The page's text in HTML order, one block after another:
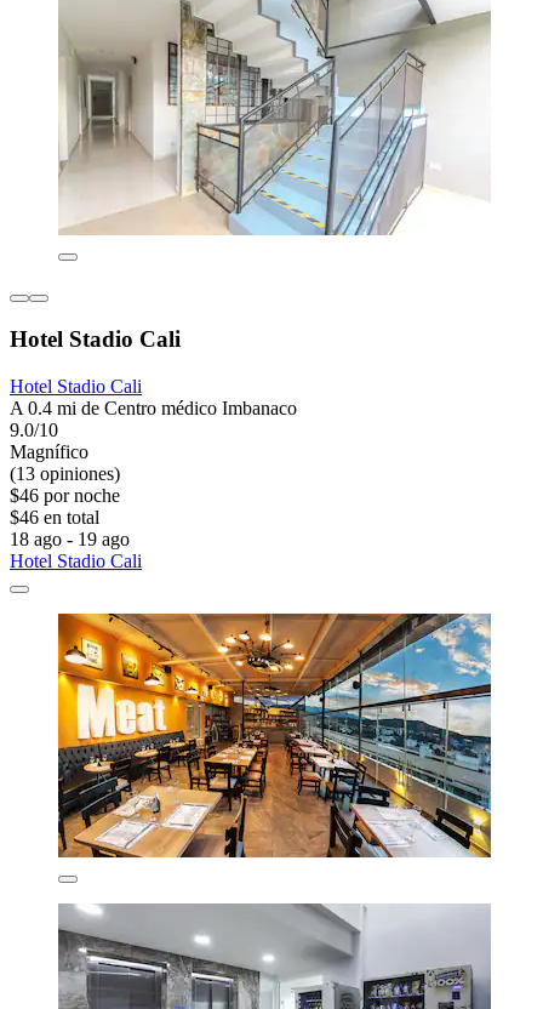
Hotel Stadio Cali
Hotel Stadio Cali
A 0.4 mi de Centro médico Imbanaco
9.0/10
Magnífico
(13 opiniones)
$46 por noche
$46 en total
18 ago - 19 ago
Hotel Stadio Cali